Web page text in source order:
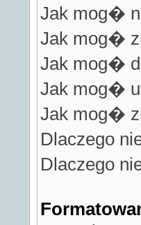
Jak mog�
Jak mog�
Jak mog�
Jak mog�
Jak mog�
Dlaczego
Dlaczego